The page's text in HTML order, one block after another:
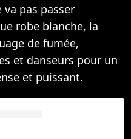
pas passer
robe blanche, la
de fumée,
et danseurs pour un
et puissant.